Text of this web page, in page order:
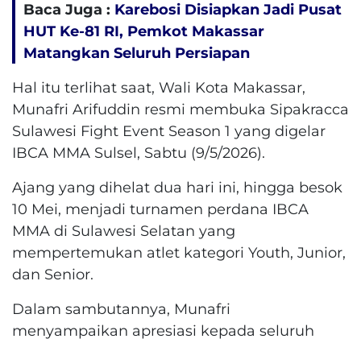
Baca Juga : Karebosi Disiapkan Jadi Pusat
HUT Ke-81 RI, Pemkot Makassar
Matangkan Seluruh Persiapan
Hal itu terlihat saat, Wali Kota Makassar,
Munafri Arifuddin resmi membuka Sipakracca
Sulawesi Fight Event Season 1 yang digelar
IBCA MMA Sulsel, Sabtu (9/5/2026).
Ajang yang dihelat dua hari ini, hingga besok
10 Mei, menjadi turnamen perdana IBCA
MMA di Sulawesi Selatan yang
mempertemukan atlet kategori Youth, Junior,
dan Senior.
Dalam sambutannya, Munafri
menyampaikan apresiasi kepada seluruh